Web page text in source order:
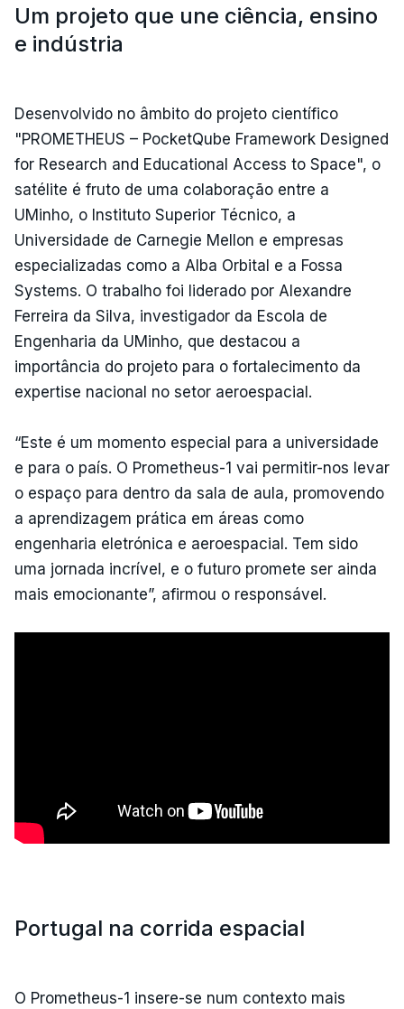
Um projeto que une ciência, ensino
e indústria
Desenvolvido no âmbito do projeto científico
"PROMETHEUS – PocketQube Framework Designed
for Research and Educational Access to Space", o
satélite é fruto de uma colaboração entre a
UMinho, o Instituto Superior Técnico, a
Universidade de Carnegie Mellon e empresas
especializadas como a Alba Orbital e a Fossa
Systems. O trabalho foi liderado por Alexandre
Ferreira da Silva, investigador da Escola de
Engenharia da UMinho, que destacou a
importância do projeto para o fortalecimento da
expertise nacional no setor aeroespacial.
“Este é um momento especial para a universidade
e para o país. O Prometheus-1 vai permitir-nos levar
o espaço para dentro da sala de aula, promovendo
a aprendizagem prática em áreas como
engenharia eletrónica e aeroespacial. Tem sido
uma jornada incrível, e o futuro promete ser ainda
mais emocionante”, afirmou o responsável.
Portugal na corrida espacial
O Prometheus-1 insere-se num contexto mais